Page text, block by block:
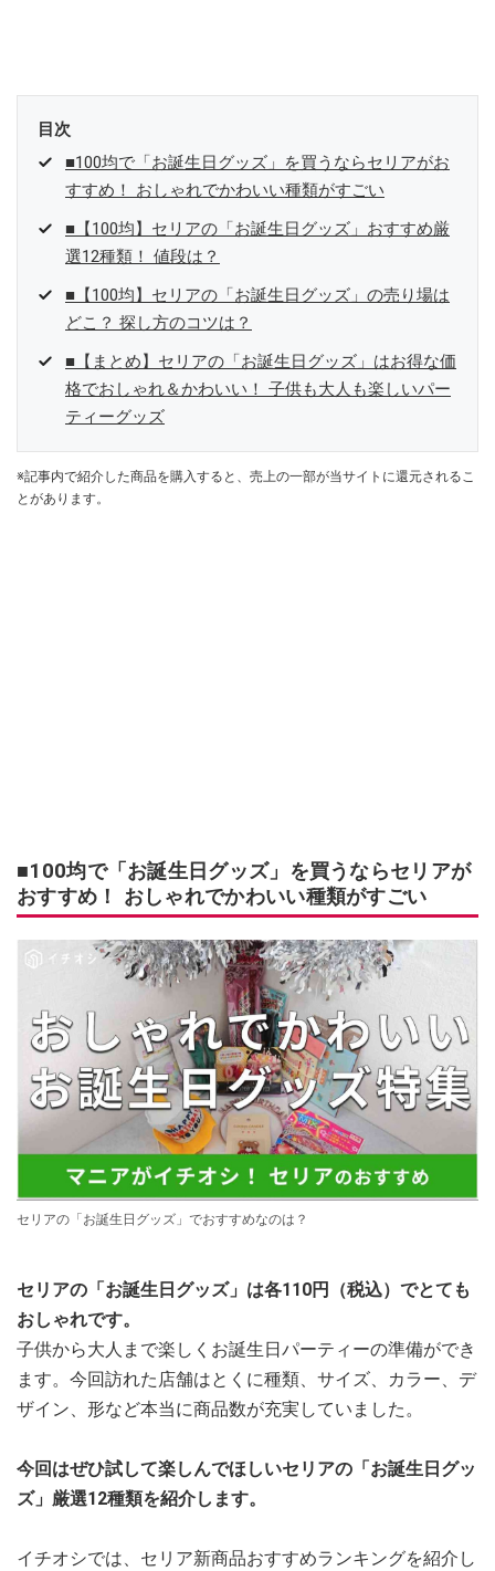
目次
■100均で「お誕生日グッズ」を買うならセリアがお
すすめ！ おしゃれでかわいい種類がすごい
■【100均】セリアの「お誕生日グッズ」おすすめ厳
選12種類！ 値段は？
■【100均】セリアの「お誕生日グッズ」の売り場は
どこ？ 探し方のコツは？
■【まとめ】セリアの「お誕生日グッズ」はお得な価
格でおしゃれ＆かわいい！ 子供も大人も楽しいパー
ティーグッズ
※記事内で紹介した商品を購入すると、売上の一部が当サイトに還元されるこ
とがあります。
■100均で「お誕生日グッズ」を買うならセリアが
おすすめ！ おしゃれでかわいい種類がすごい
セリアの「お誕生日グッズ」でおすすめなのは？
セリアの「お誕生日グッズ」は各110円（税込）でとても
おしゃれです。
子供から大人まで楽しくお誕生日パーティーの準備ができ
ます。今回訪れた店舗はとくに種類、サイズ、カラー、デ
ザイン、形など本当に商品数が充実していました。
今回はぜひ試して楽しんでほしいセリアの「お誕生日グッ
ズ」厳選12種類を紹介します。
イチオシでは、セリア新商品おすすめランキングを紹介し